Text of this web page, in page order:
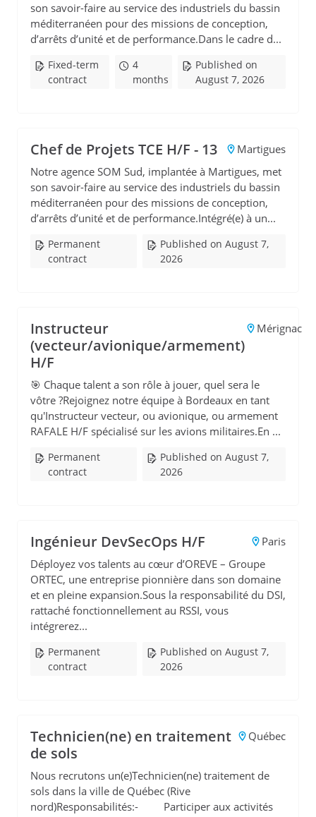
son savoir-faire au service des industriels du bassin
méditerranéen pour des missions de conception,
d’arrêts d’unité et de performance.Dans le cadre d...
Fixed-term
contract
4
months
Published on
August 7, 2026
Chef de Projets TCE H/F - 13
Martigues
Notre agence SOM Sud, implantée à Martigues, met
son savoir-faire au service des industriels du bassin
méditerranéen pour des missions de conception,
d’arrêts d’unité et de performance.Intégré(e) à un...
Permanent
contract
Published on August 7,
2026
Instructeur
(vecteur/avionique/armement)
H/F
Mérignac
🎯 Chaque talent a son rôle à jouer, quel sera le
vôtre ?Rejoignez notre équipe à Bordeaux en tant
qu'Instructeur vecteur, ou avionique, ou armement
RAFALE H/F spécialisé sur les avions militaires.En ...
Permanent
contract
Published on August 7,
2026
Ingénieur DevSecOps H/F
Paris
Déployez vos talents au cœur d’OREVE – Groupe
ORTEC, une entreprise pionnière dans son domaine
et en pleine expansion.Sous la responsabilité du DSI,
rattaché fonctionnellement au RSSI, vous
intégrerez...
Permanent
contract
Published on August 7,
2026
Technicien(ne) en traitement
de sols
Québec
Nous recrutons un(e)Technicien(ne) traitement de
sols dans la ville de Québec (Rive
nord)Responsabilités:- Participer aux activités